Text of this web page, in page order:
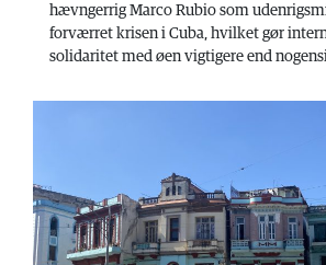
INDLAND
UDLAND
KULTUR
BLOGS
DEBAT
hævngerrig Marco Rubio som
forværret krisen i Cuba, hvilket gør
solidaritet med øen vigtigere end